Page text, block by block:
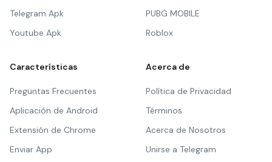
Telegram Apk
Youtube Apk
PUBG MOBILE
Roblox
Características
Preguntas Frecuentes
Aplicación de Android
Extensión de Chrome
Enviar App
Acerca de
Política de Privacidad
Términos
Acerca de Nosotros
Unirse a Telegram